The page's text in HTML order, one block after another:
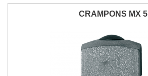
CRAMPONS MX 5